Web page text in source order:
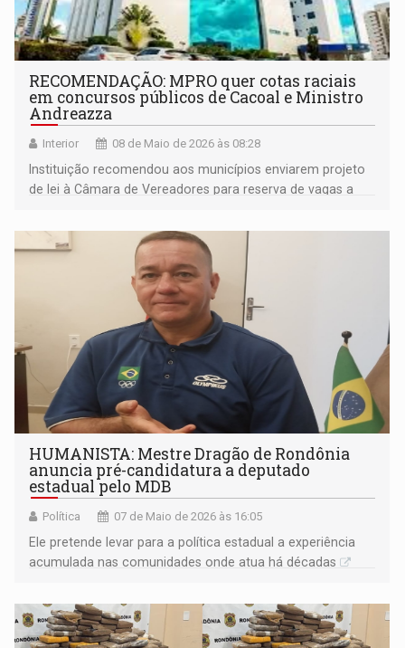
RECOMENDAÇÃO: MPRO quer cotas raciais
em concursos públicos de Cacoal e Ministro
Andreazza
Interior 08 de Maio de 2026 às 08:28
Instituição recomendou aos municípios enviarem projeto
de lei à Câmara de Vereadores para reserva de vagas a
HUMANISTA: Mestre Dragão de Rondônia
anuncia pré-candidatura a deputado
estadual pelo MDB
Política 07 de Maio de 2026 às 16:05
Ele pretende levar para a política estadual a experiência
acumulada nas comunidades onde atua há décadas